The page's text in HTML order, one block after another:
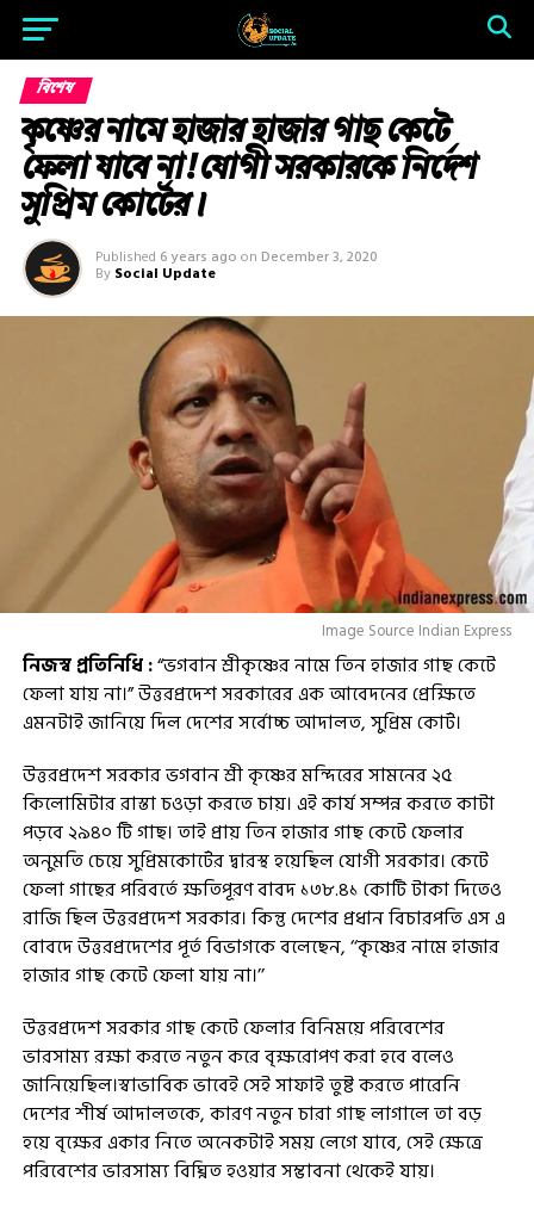
বিশেষ
কৃষ্ণের নামে হাজার হাজার গাছ কেটে
ফেলা যাবে না! যোগী সরকারকে নির্দেশ
সুপ্রিম কোর্টের।
Published 6 years ago on December 3, 2020
By Social Update
Image Source Indian Express
নিজস্ব প্রতিনিধি :“ভগবান শ্রীকৃষ্ণের নামে তিন হাজার গাছ কেটে
ফেলা যায় না।” উত্তরপ্রদেশ সরকারের এক আবেদনের প্রেক্ষিতে
এমনটাই জানিয়ে দিল দেশের সর্বোচ্চ আদালত, সুপ্রিম কোর্ট।
উত্তরপ্রদেশ সরকার ভগবান শ্রী কৃষ্ণের মন্দিরের সামনের ২৫
কিলোমিটার রাস্তা চওড়া করতে চায়। এই কার্য সম্পন্ন করতে কাটা
পড়বে ২৯৪০ টি গাছ। তাই প্রায় তিন হাজার গাছ কেটে ফেলার
অনুমতি চেয়ে সুপ্রিমকোর্টের দ্বারস্থ হয়েছিল যোগী সরকার। কেটে
ফেলা গাছের পরিবর্তে ক্ষতিপূরণ বাবদ ১৩৮.৪১ কোটি টাকা দিতেও
রাজি ছিল উত্তরপ্রদেশ সরকার। কিন্তু দেশের প্রধান বিচারপতি এস এ
বোবদে উত্তরপ্রদেশের পূর্ত বিভাগকে বলেছেন, ‘‘কৃষ্ণের নামে হাজার
হাজার গাছ কেটে ফেলা যায় না।’’
উত্তরপ্রদেশ সরকার গাছ কেটে ফেলার বিনিময়ে পরিবেশের
ভারসাম্য রক্ষা করতে নতুন করে বৃক্ষরোপণ করা হবে বলেও
জানিয়েছিল।স্বাভাবিক ভাবেই সেই সাফাই তুষ্ট করতে পারেনি
দেশের শীর্ষ আদালতকে, কারণ নতুন চারা গাছ লাগালে তা বড়
হয়ে বৃক্ষের একার নিতে অনেকটাই সময় লেগে যাবে, সেই ক্ষেত্রে
পরিবেশের ভারসাম্য বিঘ্নিত হওয়ার সম্ভাবনা থেকেই যায়।